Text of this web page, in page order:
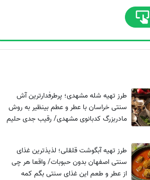
طرز تهیه شله مشهدی؛ پرطرفدارترین آش
سنتی خراسان با عطر و عطم بینظیر به روش
مادربزرگ کدبانوی مشهدی/ رقیب جدی حلیم
طرز تهیه آبگوشت قلقلی؛ لذیذترین غذای
سنتی اصفهان بدون حبوبات/ واقعا هر چی
از عطر و طعم این غذای سنتی بگم کمه